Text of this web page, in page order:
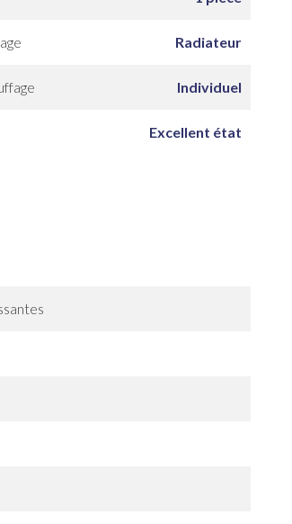
Radiateur
Individuel
Excellent état